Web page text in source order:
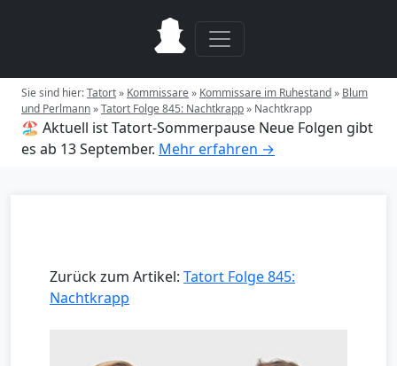
Sie sind hier:Tatort» Kommissare» Kommissare im Ruhestand» Blum
und Perlmann»Tatort Folge 845: Nachtkrapp» Nachtkrapp
🏖️ Aktuell ist Tatort-Sommerpause Neue Folgen gibt
es ab 13 September. Mehr erfahren →
Zurück zum Artikel: Tatort Folge 845:
Nachtkrapp